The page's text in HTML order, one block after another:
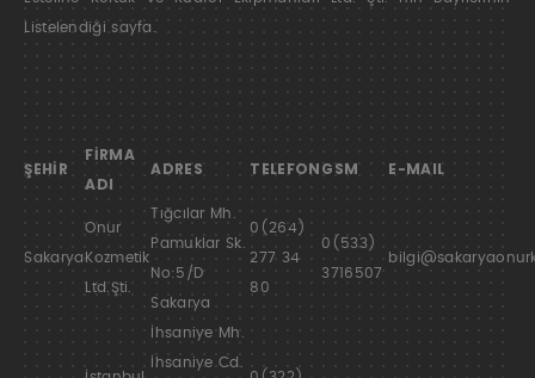
Listelendiği sayfa.
ŞEHİR
FİRMA
ADI
ADRES TELEFONGSM E-MAIL
Sakarya
Onur
Kozmetik
Ltd.Şti.
Tığcılar Mh.
Pamuklar Sk.
No:5/D
Sakarya
0(264)
277 34
80
0(533)
3716507
İhsaniye Mh.
İhsaniye Cd.